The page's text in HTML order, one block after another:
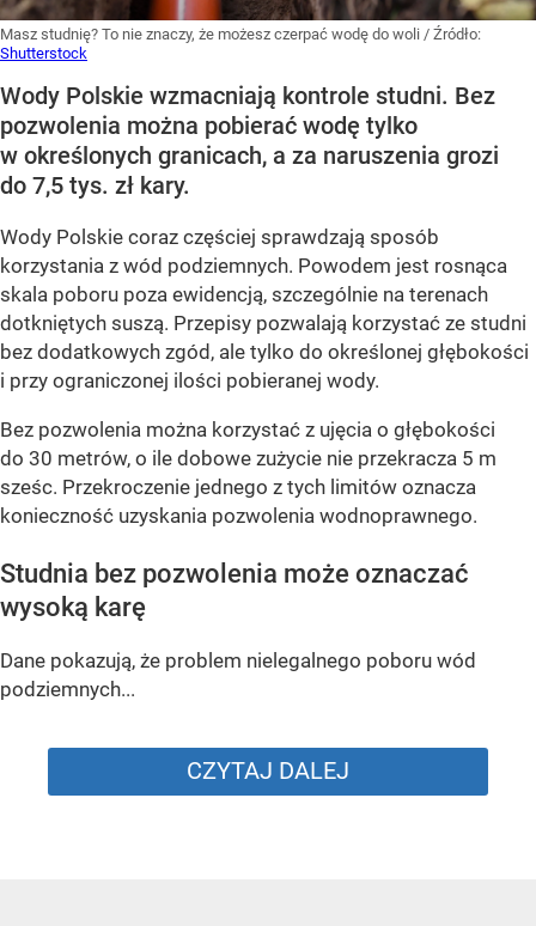
Masz studnię? To nie znaczy, że możesz czerpać wodę do woli / Źródło:
Shutterstock
Wody Polskie wzmacniają kontrole studni. Bez
pozwolenia można pobierać wodę tylko
w określonych granicach, a za naruszenia grozi
do 7,5 tys. zł kary.
Wody Polskie coraz częściej sprawdzają sposób
korzystania z wód podziemnych. Powodem jest rosnąca
skala poboru poza ewidencją, szczególnie na terenach
dotkniętych suszą. Przepisy pozwalają korzystać ze studni
bez dodatkowych zgód, ale tylko do określonej głębokości
i przy ograniczonej ilości pobieranej wody.
Bez pozwolenia można korzystać z ujęcia o głębokości
do 30 metrów, o ile dobowe zużycie nie przekracza 5 m
sześc. Przekroczenie jednego z tych limitów oznacza
konieczność uzyskania pozwolenia wodnoprawnego.
Studnia bez pozwolenia może oznaczać
wysoką karę
Dane pokazują, że problem nielegalnego poboru wód
podziemnych...
CZYTAJ DALEJ